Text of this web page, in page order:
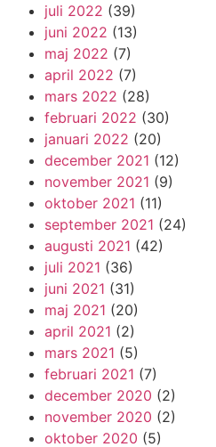
juli 2022 (39)
juni 2022 (13)
maj 2022 (7)
april 2022 (7)
mars 2022 (28)
februari 2022 (30)
januari 2022 (20)
december 2021 (12)
november 2021 (9)
oktober 2021 (11)
september 2021 (24)
augusti 2021 (42)
juli 2021 (36)
juni 2021 (31)
maj 2021 (20)
april 2021 (2)
mars 2021 (5)
februari 2021 (7)
december 2020 (2)
november 2020 (2)
oktober 2020 (5)